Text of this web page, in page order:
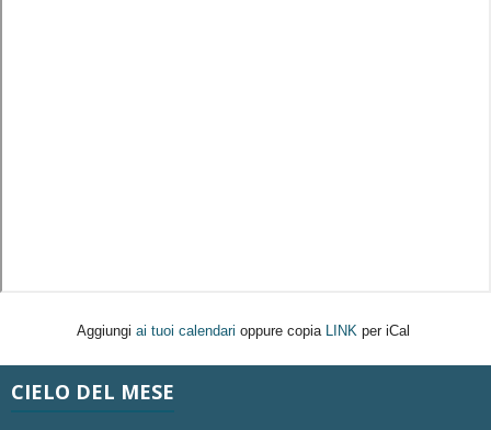
Aggiungi ai tuoi calendari oppure copia LINK per iCal
CIELO DEL MESE